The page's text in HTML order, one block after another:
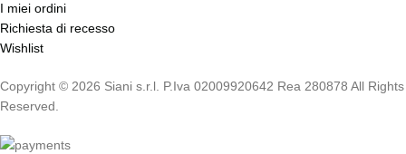
I miei ordini
Richiesta di recesso
Wishlist
Copyright © 2026 Siani s.r.l. P.Iva 02009920642 Rea 280878 All Rights
Reserved.